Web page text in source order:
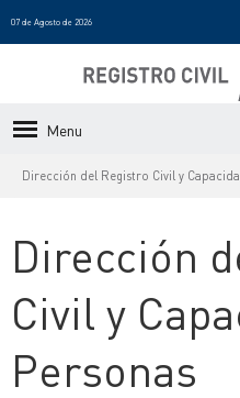
07 de Agosto de 2026
Menu
Dirección del Registro Civil y
Dirección
Civil y
Personas